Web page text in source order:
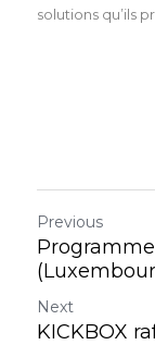
solutions qu’ils
Previous
Programme
Next
KICKBOX